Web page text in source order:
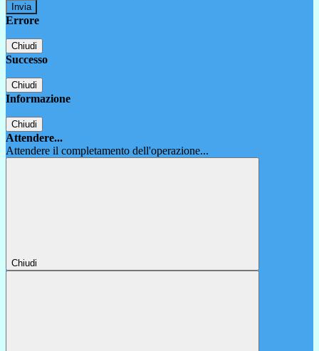
Errore
Chiudi
Successo
Chiudi
Informazione
Chiudi
Attendere...
Attendere il completamento dell'operazione...
Chiudi